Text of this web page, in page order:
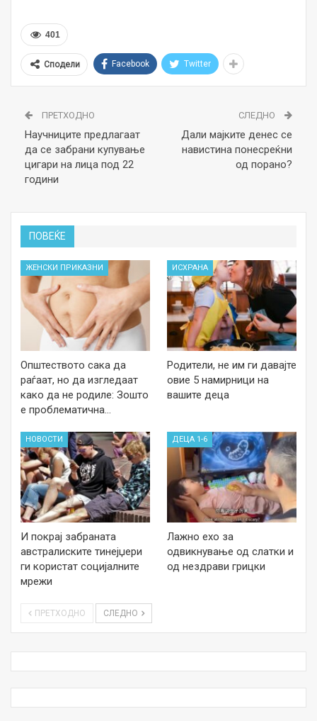
401
Сподели Facebook Twitter
ПРЕТХОДНО
Научниците предлагаат
да се забрани купување
цигари на лица под 22
години
СЛЕДНО
Дали мајките денес се
навистина понесреќни
од порано?
ПОВЕЌЕ
ЖЕНСКИ ПРИКАЗНИ
Општеството сака да
раѓаат, но да изгледаат
како да не родиле: Зошто
е проблематична…
ИСХРАНА
Родители, не им ги давајте
овие 5 намирници на
вашите деца
НОВОСТИ
И покрај забраната
австралиските тинејџери
ги користат социјалните
мрежи
ДЕЦА 1-6
Лажно ехо за
одвикнување од слатки и
од нездрави грицки
ПРЕТХОДНО СЛЕДНО